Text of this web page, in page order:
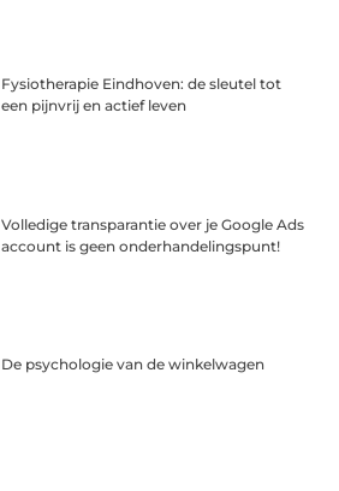
Fysiotherapie Eindhoven: de sleutel tot
een pijnvrij en actief leven
Volledige transparantie over je Google Ads
account is geen onderhandelingspunt!
De psychologie van de winkelwagen